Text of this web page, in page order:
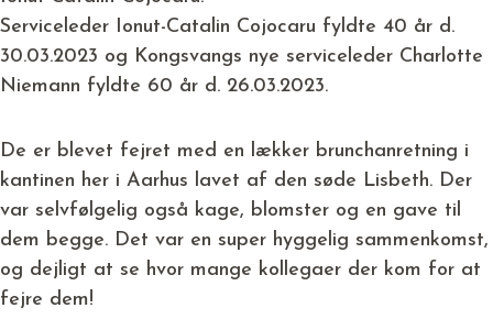
Serviceleder Ionut-Catalin Cojocaru fyldte 40 år d.
30.03.2023 og Kongsvangs nye serviceleder Charlotte
Niemann fyldte 60 år d. 26.03.2023.
De er blevet fejret med en lækker brunchanretning i
kantinen her i Aarhus lavet af den søde Lisbeth. Der
var selvfølgelig også kage, blomster og en gave til
dem begge. Det var en super hyggelig sammenkomst,
og dejligt at se hvor mange kollegaer der kom for at
fejre dem!